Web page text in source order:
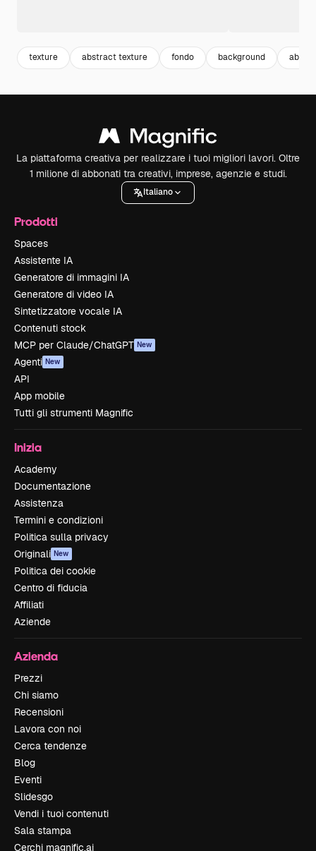
texture abstract texture fondo background
La piattaforma creativa per realizzare i tuoi migliori lavori. Oltre
1 milione di abbonati tra creativi, imprese, agenzie e studi.
Italiano
Prodotti
Spaces
Assistente IA
Generatore di immagini IA
Generatore di video IA
Sintetizzatore vocale IA
Contenuti stock
MCP per Claude/ChatGPT New
Agenti New
API
App mobile
Tutti gli strumenti Magnific
Inizia
Academy
Documentazione
Assistenza
Termini e condizioni
Politica sulla privacy
Originali New
Politica dei cookie
Centro di fiducia
Affiliati
Aziende
Azienda
Prezzi
Chi siamo
Recensioni
Lavora con noi
Cerca tendenze
Blog
Eventi
Slidesgo
Vendi i tuoi contenuti
Sala stampa
Cerchi magnific.ai